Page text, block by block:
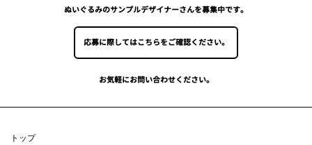
ぬいぐるみのサンプルデザイナーさんを募集中です。
応募に際してはこちらをご確認ください。
お気軽にお問い合わせください。
トップ